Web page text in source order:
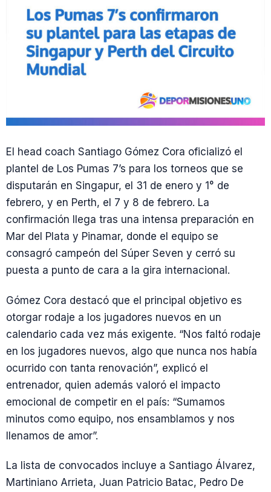
El head coach Santiago Gómez Cora oficializó el
plantel de Los Pumas 7’s para los torneos que se
disputarán en Singapur, el 31 de enero y 1° de
febrero, y en Perth, el 7 y 8 de febrero. La
confirmación llega tras una intensa preparación en
Mar del Plata y Pinamar, donde el equipo se
consagró campeón del Súper Seven y cerró su
puesta a punto de cara a la gira internacional.
Gómez Cora destacó que el principal objetivo es
otorgar rodaje a los jugadores nuevos en un
calendario cada vez más exigente. “Nos faltó rodaje
en los jugadores nuevos, algo que nunca nos había
ocurrido con tanta renovación”, explicó el
entrenador, quien además valoró el impacto
emocional de competir en el país: “Sumamos
minutos como equipo, nos ensamblamos y nos
llenamos de amor”.
La lista de convocados incluye a Santiago Álvarez,
Martiniano Arrieta, Juan Patricio Batac, Pedro De